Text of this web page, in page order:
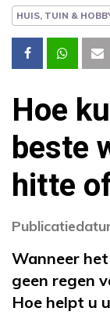
HUIS, TUIN &
Hoe
beste
hitte
Wanneer
geen regen
Hoe helpt u